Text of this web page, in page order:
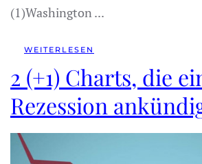
(1)Washington ...
WEITERLESEN
2 (+1) Charts, die
Rezession